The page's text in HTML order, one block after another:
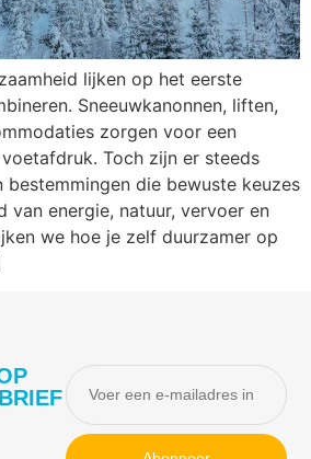
lijken op het eerste
Sneeuwkanonnen, liften,
zorgen voor een
Toch zijn er steeds
bestemmingen die bewuste keuzes
van energie, natuur, vervoer en
we hoe je zelf duurzamer op